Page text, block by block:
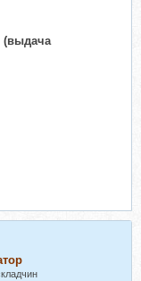
(выдача